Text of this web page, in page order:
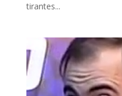
tirantes...